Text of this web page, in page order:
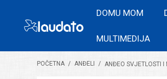
DOMU MOM
MULTIMEDIJA
POČETNA / ANĐELI / ANĐEO SVJETLOSTI I